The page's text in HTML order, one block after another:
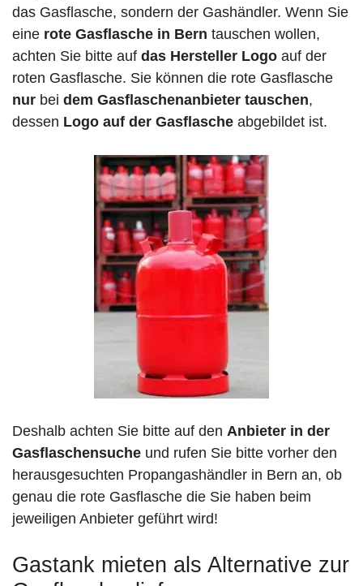
das Gasflasche, sondern der Gashändler. Wenn Sie
eine rote Gasflasche in Bern tauschen wollen,
achten Sie bitte auf das Hersteller Logo auf der
roten Gasflasche. Sie können die rote Gasflasche
nur bei dem Gasflaschenanbieter tauschen,
dessen Logo auf der Gasflasche abgebildet ist.
Deshalb achten Sie bitte auf den Anbieter in der
Gasflaschensuche und rufen Sie bitte vorher den
herausgesuchten Propangashändler in Bern an, ob
genau die rote Gasflasche die Sie haben beim
jeweiligen Anbieter geführt wird!
Gastank mieten als Alternative zur